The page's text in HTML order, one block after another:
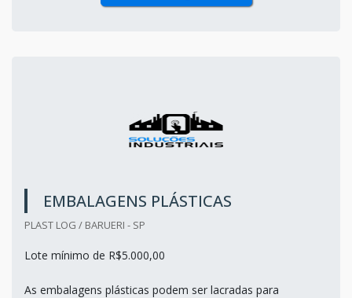
EMBALAGENS PLÁSTICAS
PLAST LOG / BARUERI - SP
Lote mínimo de R$5.000,00
As embalagens plásticas podem ser lacradas para